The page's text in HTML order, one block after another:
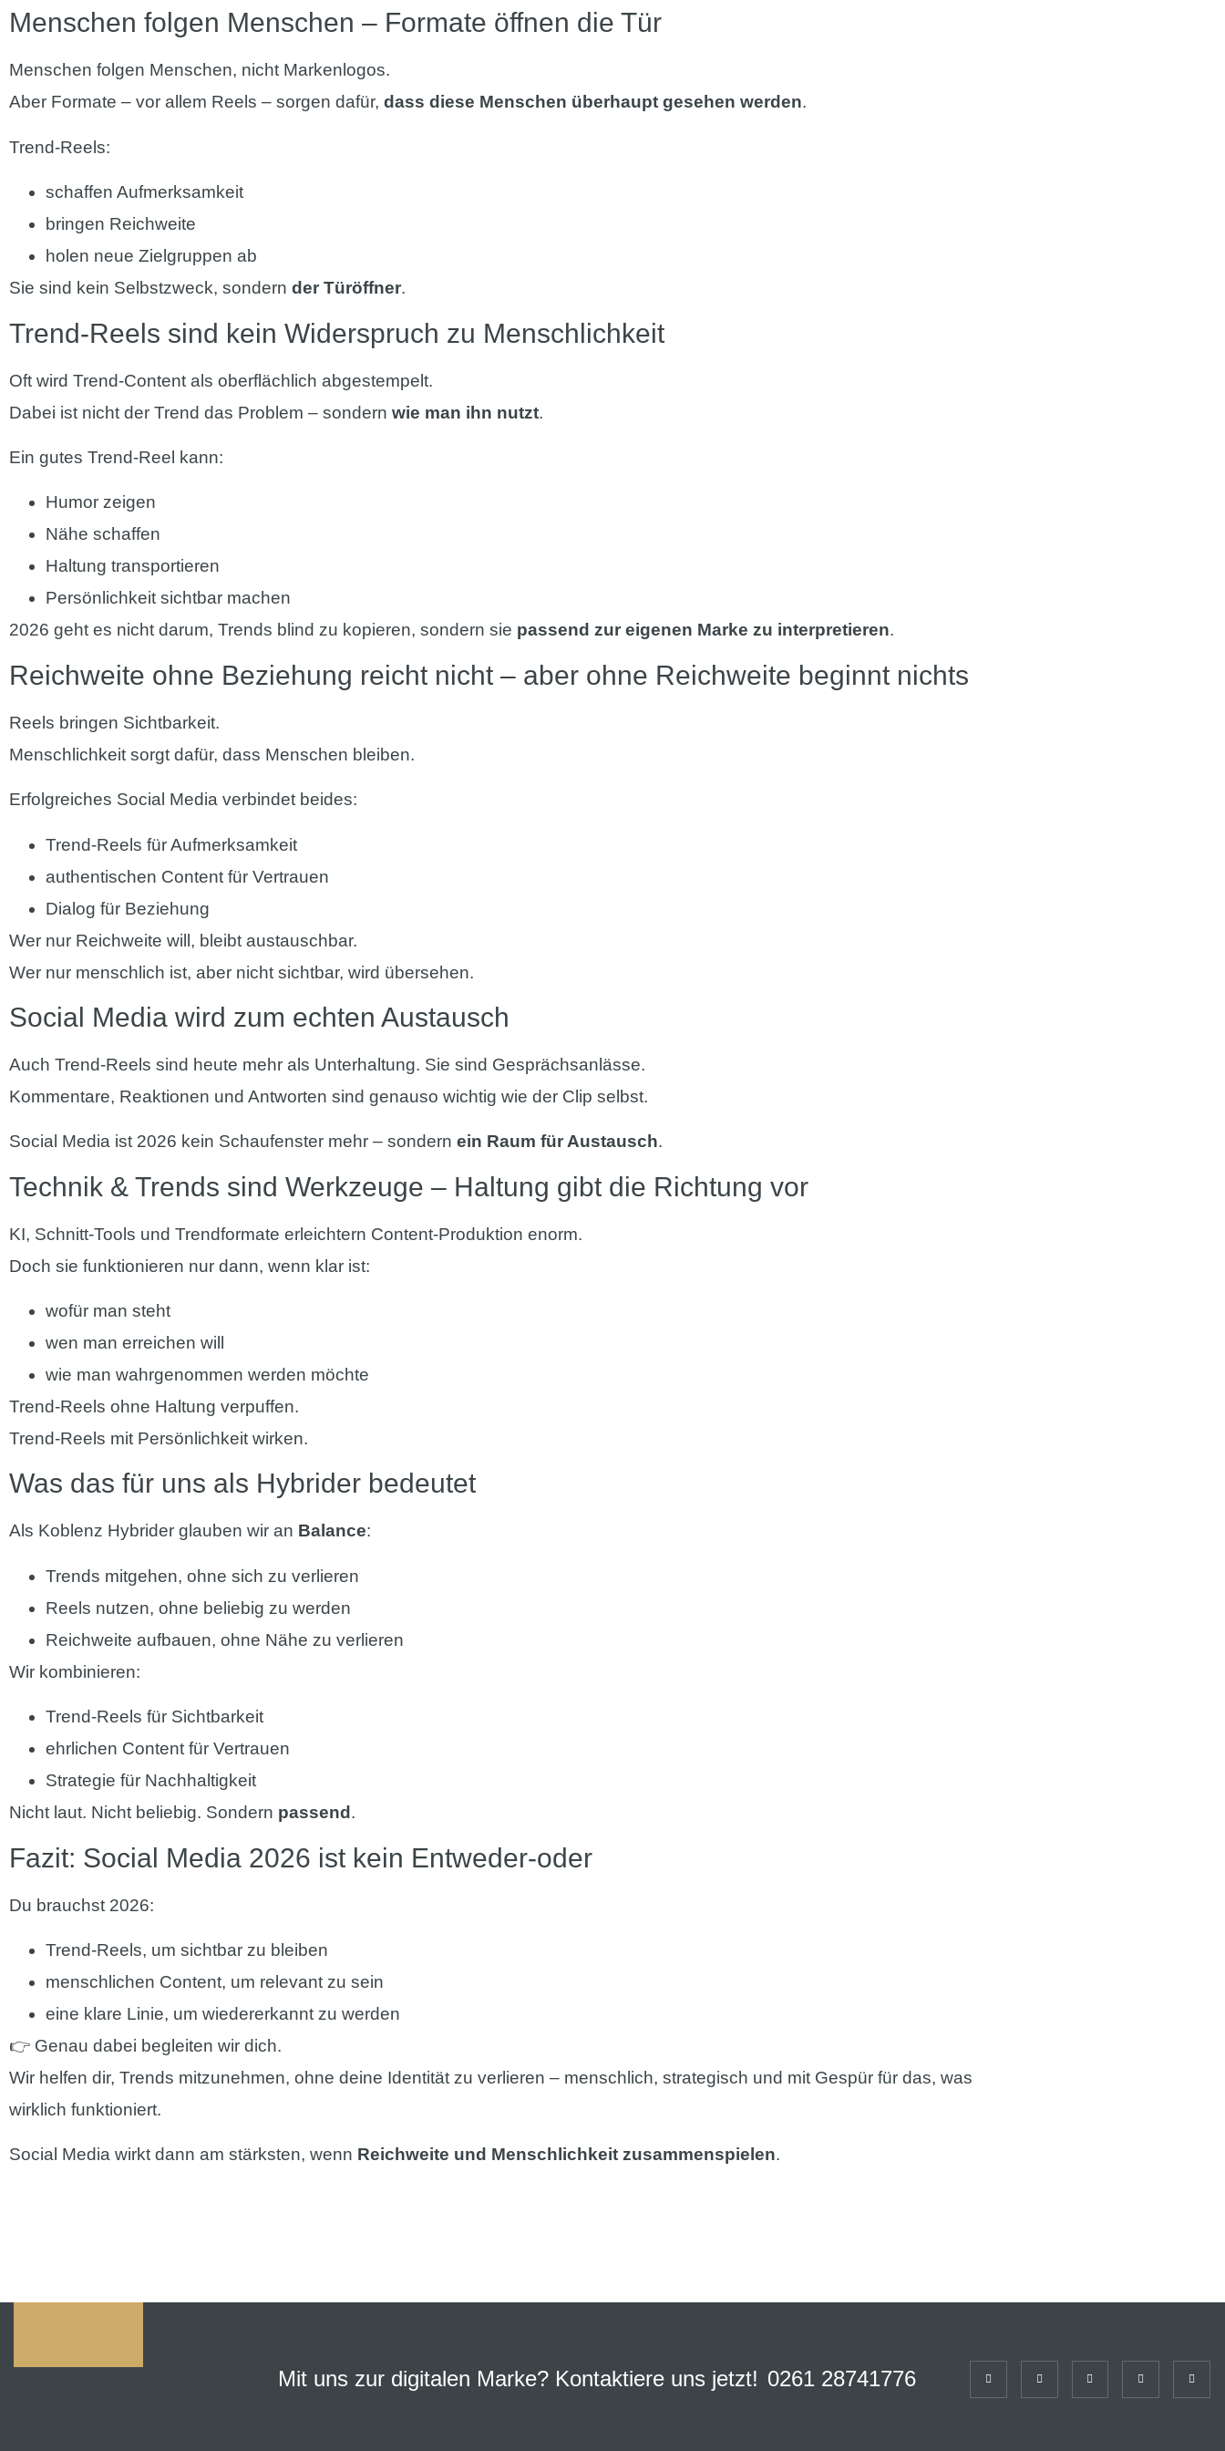
Menschen folgen Menschen – Formate öffnen die Tür
Menschen folgen Menschen, nicht Markenlogos.
Aber Formate – vor allem Reels – sorgen dafür, dass diese Menschen überhaupt gesehen werden.
Trend-Reels:
schaffen Aufmerksamkeit
bringen Reichweite
holen neue Zielgruppen ab
Sie sind kein Selbstzweck, sondern der Türöffner.
Trend-Reels sind kein Widerspruch zu Menschlichkeit
Oft wird Trend-Content als oberflächlich abgestempelt.
Dabei ist nicht der Trend das Problem – sondern wie man ihn nutzt.
Ein gutes Trend-Reel kann:
Humor zeigen
Nähe schaffen
Haltung transportieren
Persönlichkeit sichtbar machen
2026 geht es nicht darum, Trends blind zu kopieren, sondern sie passend zur eigenen Marke zu interpretieren.
Reichweite ohne Beziehung reicht nicht – aber ohne Reichweite beginnt nichts
Reels bringen Sichtbarkeit.
Menschlichkeit sorgt dafür, dass Menschen bleiben.
Erfolgreiches Social Media verbindet beides:
Trend-Reels für Aufmerksamkeit
authentischen Content für Vertrauen
Dialog für Beziehung
Wer nur Reichweite will, bleibt austauschbar.
Wer nur menschlich ist, aber nicht sichtbar, wird übersehen.
Social Media wird zum echten Austausch
Auch Trend-Reels sind heute mehr als Unterhaltung. Sie sind Gesprächsanlässe.
Kommentare, Reaktionen und Antworten sind genauso wichtig wie der Clip selbst.
Social Media ist 2026 kein Schaufenster mehr – sondern ein Raum für Austausch.
Technik & Trends sind Werkzeuge – Haltung gibt die Richtung vor
KI, Schnitt-Tools und Trendformate erleichtern Content-Produktion enorm.
Doch sie funktionieren nur dann, wenn klar ist:
wofür man steht
wen man erreichen will
wie man wahrgenommen werden möchte
Trend-Reels ohne Haltung verpuffen.
Trend-Reels mit Persönlichkeit wirken.
Was das für uns als Hybrider bedeutet
Als Koblenz Hybrider glauben wir an Balance:
Trends mitgehen, ohne sich zu verlieren
Reels nutzen, ohne beliebig zu werden
Reichweite aufbauen, ohne Nähe zu verlieren
Wir kombinieren:
Trend-Reels für Sichtbarkeit
ehrlichen Content für Vertrauen
Strategie für Nachhaltigkeit
Nicht laut. Nicht beliebig. Sondern passend .
Fazit: Social Media 2026 ist kein Entweder-oder
Du brauchst 2026:
Trend-Reels, um sichtbar zu bleiben
menschlichen Content, um relevant zu sein
eine klare Linie, um wiedererkannt zu werden
👉 Genau dabei begleiten wir dich.
Wir helfen dir, Trends mitzunehmen, ohne deine Identität zu verlieren – menschlich, strategisch und mit Gespür für das, was
wirklich funktioniert.
Social Media wirkt dann am stärksten, wenn Reichweite und Menschlichkeit zusammenspielen.
Mit uns zur digitalen Marke? Kontaktiere uns jetzt! 0261 28741776